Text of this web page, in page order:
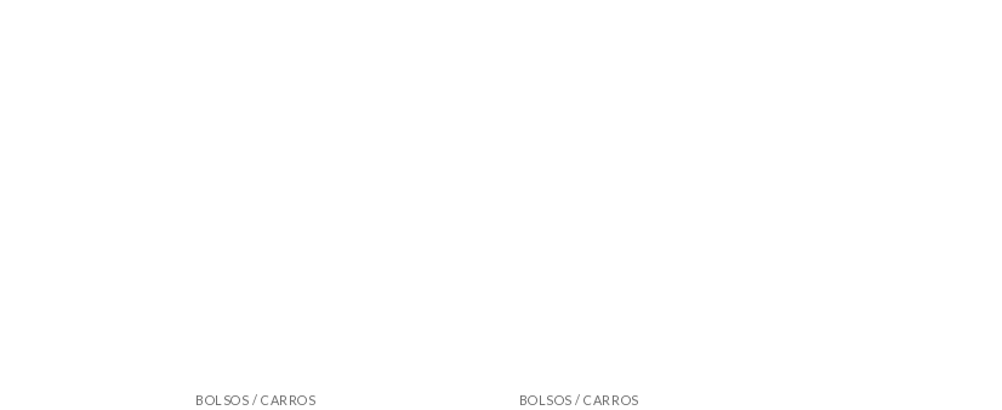
BOLSOS / CARROS BOLSOS / CARROS